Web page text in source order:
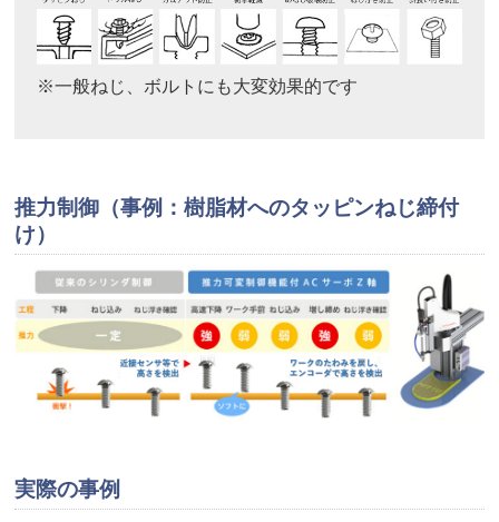
※一般ねじ、ボルトにも大変効果的です
推力制御（事例：樹脂材へのタッピンねじ締付
け）
実際の事例